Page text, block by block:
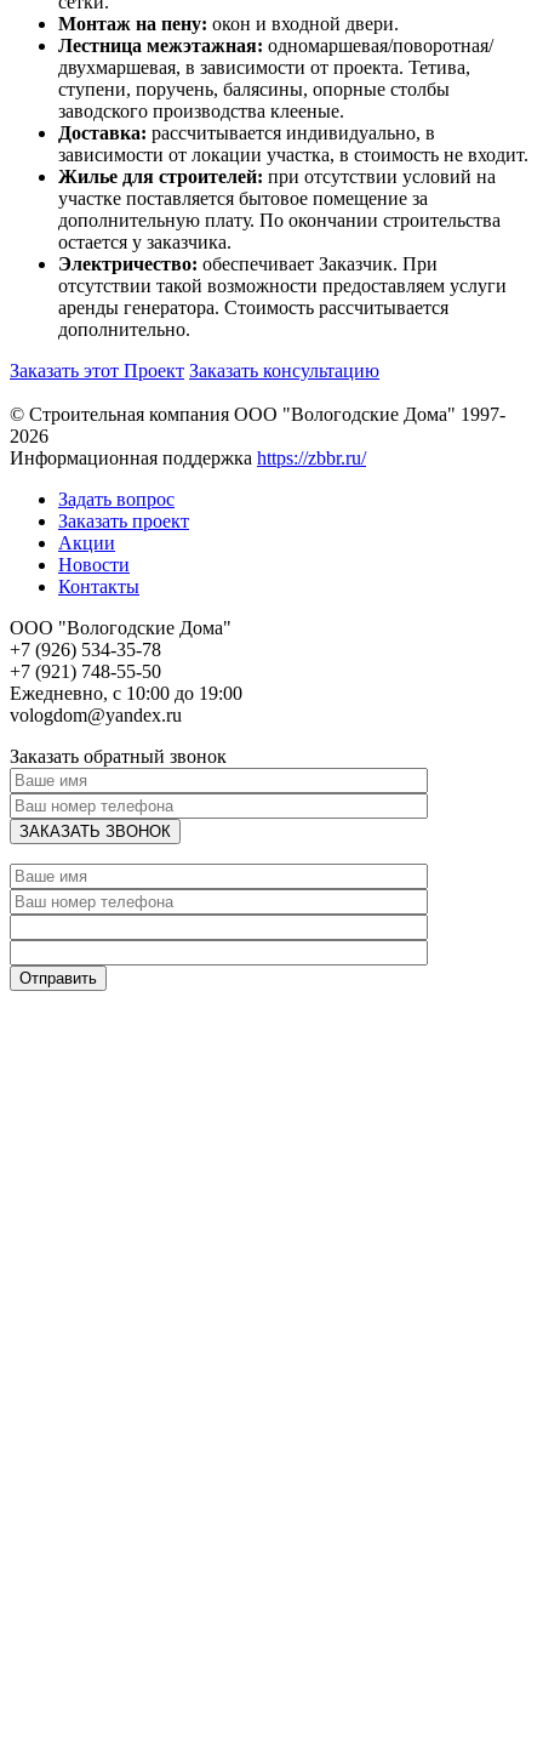
Монтаж на пену: окон и входной двери.
Лестница межэтажная: одномаршевая/поворотная/
двухмаршевая, в зависимости от проекта. Тетива,
ступени, поручень, балясины, опорные столбы
заводского производства клееные.
Доставка: рассчитывается индивидуально, в
зависимости от локации участка, в стоимость не входит.
Жилье для строителей: при отсутствии условий на
участке поставляется бытовое помещение за
дополнительную плату. По окончании строительства
остается у заказчика.
Электричество: обеспечивает Заказчик. При
отсутствии такой возможности предоставляем услуги
аренды генератора. Стоимость рассчитывается
дополнительно.
Заказать этот Проект Заказать консультацию
© Строительная компания ООО "Вологодские Дома" 1997-
2026
Информационная поддержка https://zbbr.ru/
Задать вопрос
Заказать проект
Акции
Новости
Контакты
ООО "Вологодские Дома"
+7 (926) 534-35-78
+7 (921) 748-55-50
Ежедневно, с 10:00 до 19:00
vologdom@yandex.ru
Заказать обратный звонок